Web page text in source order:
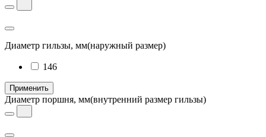
Диаметр гильзы, мм(наружный размер)
146
Применить
Диаметр поршня, мм(внутренний размер гильзы)